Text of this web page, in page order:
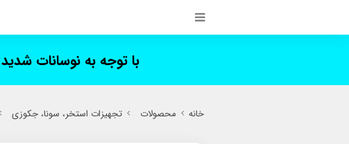
با توجه به نوسانات
خانه محصولات تجهیزات استخر، سونا، جکوزی